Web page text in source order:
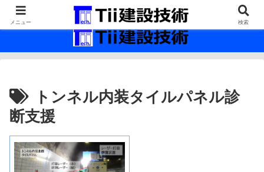
最新の建設技術の情報インフラ。
トンネル内装タイルパネル診
断支援
メニュー 検索